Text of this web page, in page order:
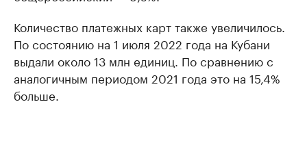
Количество платежных карт также увеличилось.
По состоянию на 1 июля 2022 года на Кубани
выдали около 13 млн единиц. По сравнению с
аналогичным периодом 2021 года это на 15,4%
больше.